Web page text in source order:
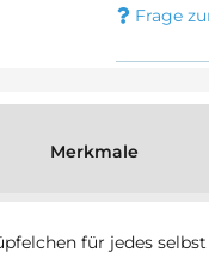
Frage
Merkmale
für jedes